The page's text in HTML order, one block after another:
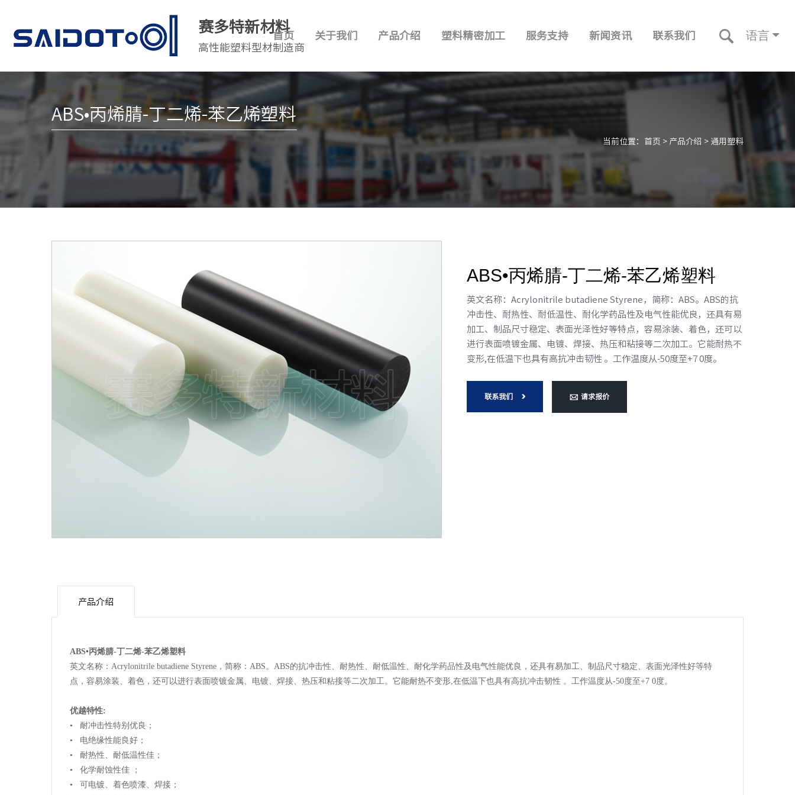
赛多特新材料
高性能塑料型材制造商
首页 关于我们 产品介绍 塑料精密加工 服务支持 新闻资讯 联系我们 语言
ABS•丙烯腈-丁二烯-苯乙烯塑料
当前位置： 首页 > 产品介绍 > 通用塑料
ABS•丙烯腈-丁二烯-苯乙烯塑料
英文名称：Acrylonitrile butadiene Styrene，简称：ABS。ABS的抗
冲击性、耐热性、耐低温性、耐化学药品性及电气性能优良，还具有易
加工、制品尺寸稳定、表面光泽性好等特点，容易涂装、着色，还可以
进行表面喷镀金属、电镀、焊接、热压和粘接等二次加工。它能耐热不
变形,在低温下也具有高抗冲击韧性 。工作温度从-50度至+7 0度。
联系我们 请求报价
产品介绍
ABS•丙烯腈-丁二烯-苯乙烯塑料
英文名称：Acrylonitrile butadiene Styrene，简称：ABS。ABS的抗冲击性、耐热性、耐低温性、耐化学药品性及电气性能优良，还具有易加工、制品尺寸稳定、表面光泽性好等特
点，容易涂装、着色，还可以进行表面喷镀金属、电镀、焊接、热压和粘接等二次加工。它能耐热不变形,在低温下也具有高抗冲击韧性 。工作温度从-50度至+7 0度。
优越特性:
• 耐冲击性特别优良；
• 电绝缘性能良好；
• 耐热性、耐低温性佳；
• 化学耐蚀性佳 ；
• 可电镀、着色喷漆、焊接；